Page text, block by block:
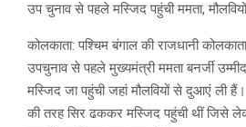
उप चुनाव से पहले मस्जिद पहुंची ममता,
कोलकाता: पश्चिम बंगाल की राजधानी
उपचुनाव से पहले मुख्यमंत्री ममता बनर्जी
मस्जिद जा पहुंची जहां मौलवियों से दुआएं ली हैं।
की तरह सिर ढककर मस्जिद पहुंची थीं जिसे